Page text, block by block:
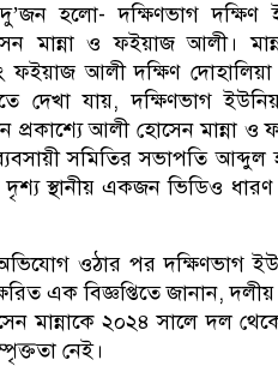
হলো- দক্ষিণভাগ দক্ষিণ
মান্না ও ফইয়াজ আলী।
ফইয়াজ আলী দক্ষিণ দোহালিয়া
দেখা যায়, দক্ষিণভাগ
প্রকাশ্যে আলী হোসেন মান্না
ব্যবসায়ী সমিতির সভাপতি
দৃশ্য স্থানীয় একজন ভিডিও
ওঠার পর দক্ষিণভাগ
এক বিজ্ঞপ্তিতে জানান,
মান্নাকে ২০২৪ সালে দল থেকে
নেই।